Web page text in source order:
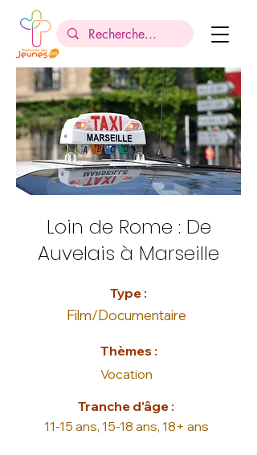
Type :
Thèmes :
Loin de Rome : De
Auvelais à Marseille
Film/Documentaire
Vocation
Tranche d'âge :
11-15 ans, 15-18 ans, 18+ ans